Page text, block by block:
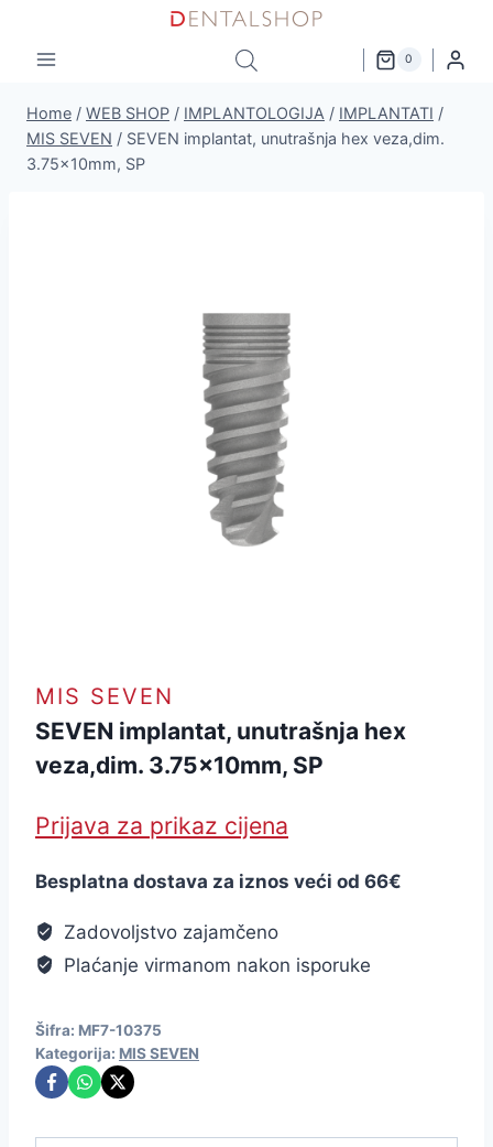
content
0
Home / WEB SHOP / IMPLANTOLOGIJA / IMPLANTATI /
MIS SEVEN / SEVEN implantat, unutrašnja hex veza,dim.
3.75x10mm, SP
MIS SEVEN
SEVEN implantat, unutrašnja hex
veza,dim. 3.75x10mm, SP
Prijava za prikaz cijena
Besplatna dostava za iznos veći od 66€
Zadovoljstvo zajamčeno
Plaćanje virmanom nakon isporuke
Šifra: MF7-10375
Kategorija: MIS SEVEN